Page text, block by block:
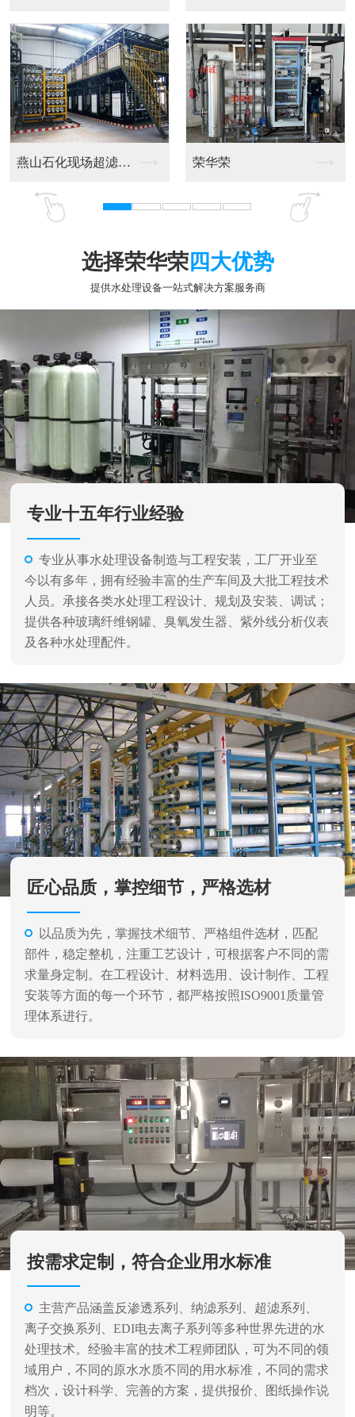
电镀水设备 电镀水设备厂
选择荣华荣四大优势
提供水处理设备一站式解决方案服务商
专业十五年行业经验
专业从事水处理设备制造与工程安装，工厂开业至
今以有多年，拥有经验丰富的生产车间及大批工程技术
人员。承接各类水处理工程设计、规划及安装、调试；
提供各种玻璃纤维钢罐、臭氧发生器、紫外线分析仪表
及各种水处理配件。
匠心品质，掌控细节，严格选材
以品质为先，掌握技术细节、严格组件选材，匹配
部件，稳定整机，注重工艺设计，可根据客户不同的需
求量身定制。在工程设计、材料选用、设计制作、工程
安装等方面的每一个环节，都严格按照ISO9001质量管
理体系进行。
按需求定制，符合企业用水标准
主营产品涵盖反渗透系列、纳滤系列、超滤系列、
离子交换系列、EDI电去离子系列等多种世界先进的水
处理技术。经验丰富的技术工程师团队，可为不同的领
域用户，不同的原水水质不同的用水标准，不同的需求
档次，设计科学、完善的方案，提供报价、图纸操作说
明等。